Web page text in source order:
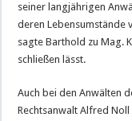
seiner langjährigen
deren Lebensumstände
sagte Barthold zu Mag.
schließen lässt.
Auch bei den Anwälten
Rechtsanwalt Alfred